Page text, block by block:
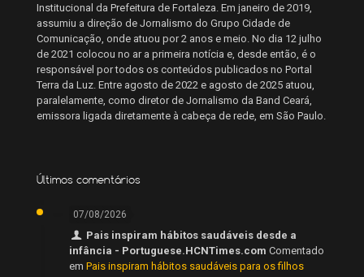
Institucional da Prefeitura de Fortaleza. Em janeiro de 2019,
assumiu a direção de Jornalismo do Grupo Cidade de
Comunicação, onde atuou por 2 anos e meio. No dia 12 julho
de 2021 colocou no ar a primeira notícia e, desde então, é o
responsável por todos os conteúdos publicados no Portal
Terra da Luz. Entre agosto de 2022 e agosto de 2025 atuou,
paralelamente, como diretor de Jornalismo da Band Ceará,
emissora ligada diretamente à cabeça de rede, em São Paulo.
Últimos comentários
07/08/2026
Pais inspiram hábitos saudáveis desde a
infância - Portuguese.HCNTimes.com Comentado
em Pais inspiram hábitos saudáveis para os filhos